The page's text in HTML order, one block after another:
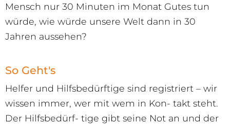
Mensch nur 30 Minuten im Monat Gutes tun
würde, wie würde unsere Welt dann in 30
Jahren aussehen?
So Geht's
Helfer und Hilfsbedürftige sind registriert – wir
wissen immer, wer mit wem in Kon- takt steht.
Der Hilfsbedürf- tige gibt seine Not an und der